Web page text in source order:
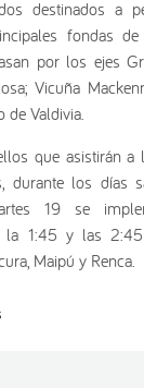
destinados a
fondas de
por los ejes
Vicuña
de Valdivia.
que asistirán a
durante los días
19 se
la 1:45 y las
Maipú y Renca.